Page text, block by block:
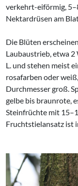
verkehrt-eiförmig,
Nektardrüsen am
Die Blüten
Laubaustrieb, etwa 2
L. und stehen meist
rosafarben oder
Durchmesser groß.
gelbe bis braunrote,
Steinfrüchte mit
Fruchtstielansatz ist